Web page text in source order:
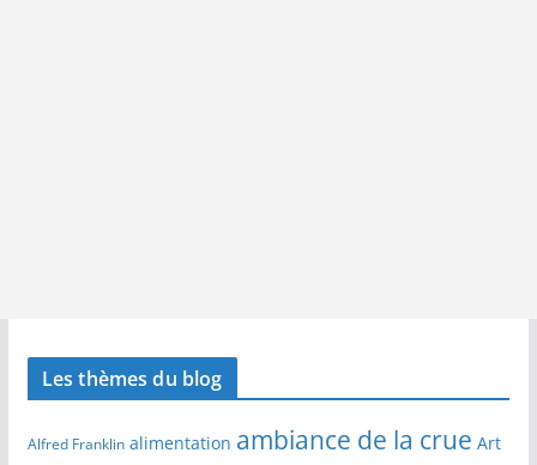
Les thèmes du blog
Alfred Franklin alimentation ambiance de la crue Art